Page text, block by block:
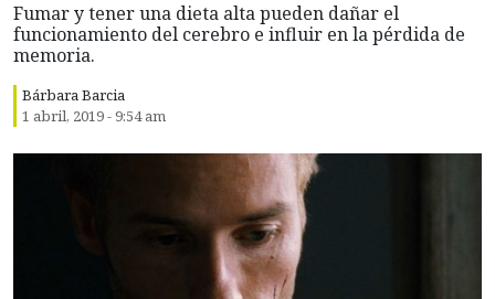
Fumar y tener una dieta alta pueden dañar el
funcionamiento del cerebro e influir en la pérdida de
memoria.
Bárbara Barcia
1 abril, 2019 - 9:54 am